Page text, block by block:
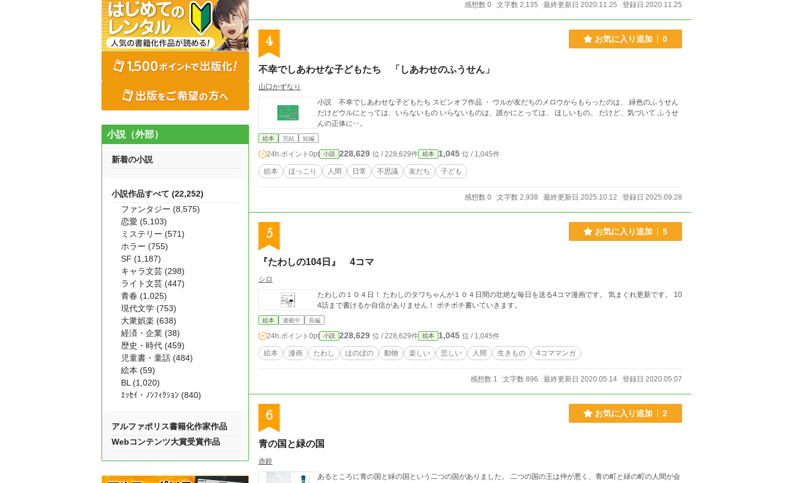
感想数 0 文字数 2,135 最終更新日 2020.11.25 登録日 2020.11.25
4 お気に入り追加 0
不幸でしあわせな子どもたち 「しあわせのふうせん」
山口かずなり
小説 不幸でしあわせな子どもたち スピンオフ作品 ・ ウルが友だちのメロウからもらったのは、 緑色のふうせん
だけどウルにとっては、いらないもの いらないものは、誰かにとっては、 ほしいもの。 だけど、気づいて ふうせ
んの正体に‥。
絵本 完結 短編
24h.ポイント 0pt 小説 228,629 位 / 228,629件 絵本 1,045 位 / 1,045件
絵本 ほっこり 人間 日常 不思議 友だち 子ども
感想数 0 文字数 2,938 最終更新日 2025.10.12 登録日 2025.09.28
5 お気に入り追加 5
『たわしの104日』 4コマ
シロ
たわしの１０４日！ たわしのタワちゃんが１０４日間の壮絶な毎日を送る4コマ漫画です。 気まぐれ更新です。 10
4話まで書けるか自信がありません！ ボチボチ書いていきます。
絵本 連載中 長編
24h.ポイント 0pt 小説 228,629 位 / 228,629件 絵本 1,045 位 / 1,045件
絵本 漫画 たわし ほのぼの 動物 楽しい 悲しい 人間 生きもの 4コママンガ
感想数 1 文字数 896 最終更新日 2020.05.14 登録日 2020.05.07
6 お気に入り追加 2
青の国と緑の国
赤鈴
あるところに青の国と緑の国という二つの国がありました。 二つの国の王は仲が悪く、青の町と緑の町の人間が会
小説（外部）
新着の小説
小説作品すべて (22,252)
ファンタジー (8,575)
恋愛 (5,103)
ミステリー (571)
ホラー (755)
SF (1,187)
キャラ文芸 (298)
ライト文芸 (447)
青春 (1,025)
現代文学 (753)
大衆娯楽 (638)
経済・企業 (38)
歴史・時代 (459)
児童書・童話 (484)
絵本 (59)
BL (1,020)
ｴｯｾｲ・ﾉﾝﾌｨｸｼｮﾝ (840)
アルファポリス書籍化作家作品
Webコンテンツ大賞受賞作品